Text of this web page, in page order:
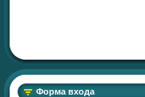
Форма входа